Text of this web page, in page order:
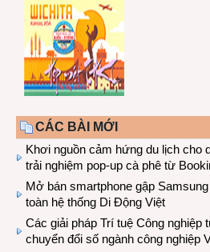
CÁC BÀI MỚI
Khơi nguồn cảm hứng du lịch cho
trải nghiệm pop-up cà phê từ
Mở bán smartphone gập
toàn hệ thống Di Động Việt
Các giải pháp Trí tuệ Công nghiệp
chuyển đổi số ngành công nghiệp